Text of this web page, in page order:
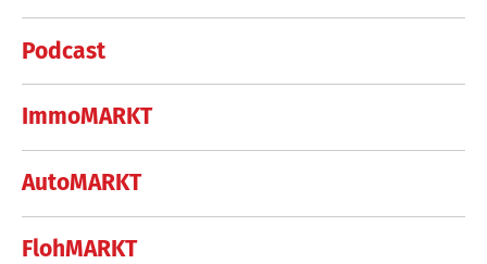
Podcast
ImmoMARKT
AutoMARKT
FlohMARKT